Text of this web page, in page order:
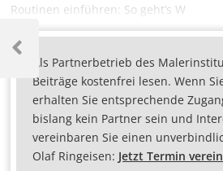
Routinen einführen: So geht’s W
Als Partnerbetrieb des
Beiträge kostenfrei lesen. Wenn
erhalten Sie entsprechende
bislang kein Partner sein und
vereinbaren Sie einen
Olaf Ringeisen: Jetzt Termin